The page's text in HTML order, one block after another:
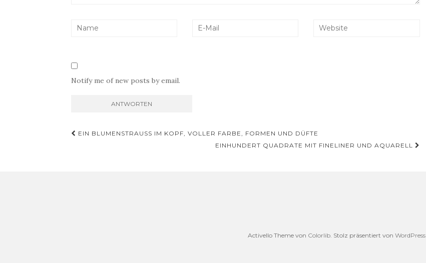
Notify me of new posts by email.
Beitragsnavigation
EIN BLUMENSTRAUSS IM KOPF, VOLLER FARBE, FORMEN UND DÜFTE
EINHUNDERT QUADRATE MIT FINELINER UND AQUARELL
Activello Theme von Colorlib. Stolz präsentiert von WordPress